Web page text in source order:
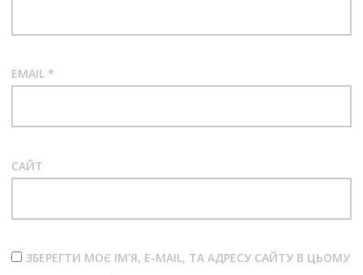
EMAIL *
САЙТ
ЗБЕРЕГТИ МОЄ ІМ'Я, E-MAIL, ТА АДРЕСУ САЙТУ В ЦЬОМУ